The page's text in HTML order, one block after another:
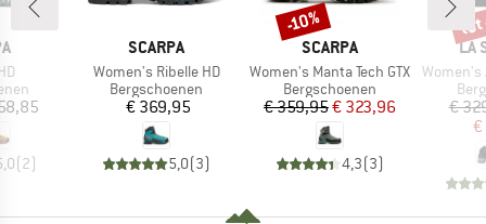
(2)
MERK
SCARPA
Artikel
Women's Ribelle HD
Productgroep
Bergschoenen
Prijs
€ 369,95
5,0(3)
MERK
SCARPA
Artikel
Women's Manta Tech GTX
Productgroep
Bergschoenen
Prijs
€ 359,95Verlaagde prijs
€ 323,96
4,3(3)
Korting
-10%
LA
Artikel
Women's
€
€
tot